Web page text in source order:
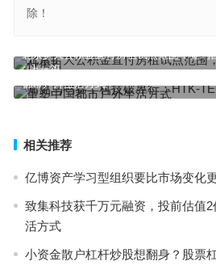
除！
上一篇
北京扩大公积金直付房租试点范围，签约
知更鸟鸣春，科技破界行：HTK-TEC（
都市户外生活方式
相关推荐
亿博资产学习型组织要比市场变化
致集科技获千万元融资，投前估值
活方式
小资金散户杠杆炒股想翻身？股票